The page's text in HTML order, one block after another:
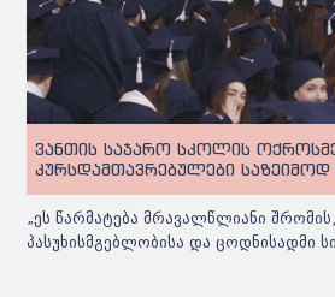
ვანთის საჯარო სკოლის
კურსდამთავრებულები
„ეს წარმატება მრავალწლიანი
პასუხისმგებლობისა და ცოდნისადმი